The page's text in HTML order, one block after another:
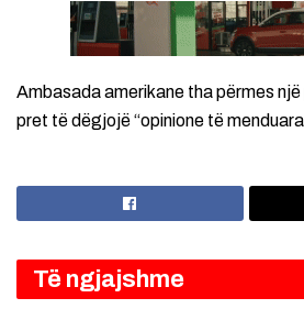
Ambasada amerikane tha përmes
pret të dëgjojë “opinione të menduara
Të ngjajshme